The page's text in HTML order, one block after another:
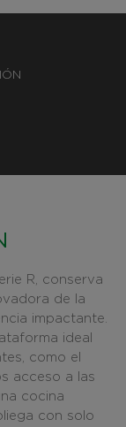
R, conserva
de la
impactante.
ideal
como el
acceso a las
cocina
con solo